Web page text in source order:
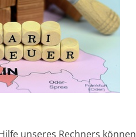
unseres Rechners